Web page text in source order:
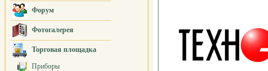
Форум
Фотогалерея
Торговая площадка
Приборы